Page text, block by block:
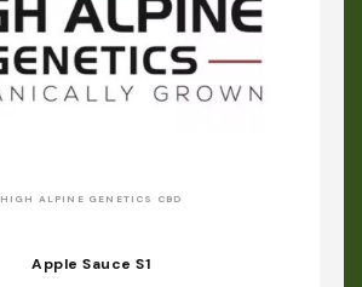
HIGH ALPINE GENETICS CBD
Apple Sauce S1